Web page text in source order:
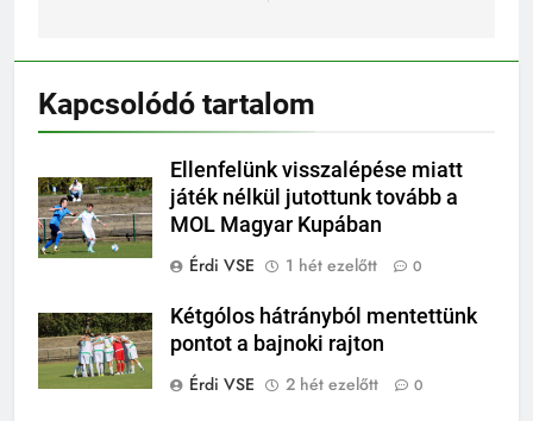
Kapcsolódó tartalom
Ellenfelünk visszalépése miatt
játék nélkül jutottunk tovább a
MOL Magyar Kupában
Érdi VSE
1 hét ezelőtt 0
Kétgólos hátrányból mentettünk
pontot a bajnoki rajton
Érdi VSE
2 hét ezelőtt 0